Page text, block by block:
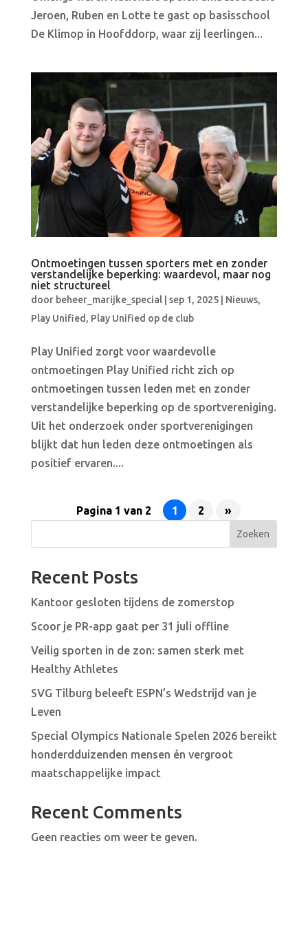
Jeroen, Ruben en Lotte te gast op basisschool
De Klimop in Hoofddorp, waar zij leerlingen...
Ontmoetingen tussen sporters met en zonder
verstandelijke beperking: waardevol, maar nog
niet structureel
door beheer_marijke_special| sep 1, 2025| Nieuws,
Play Unified , Play Unified op de club
Play Unified zorgt voor waardevolle
ontmoetingen Play Unified richt zich op
ontmoetingen tussen leden met en zonder
verstandelijke beperking op de sportvereniging.
Uit het onderzoek onder sportverenigingen
blijkt dat hun leden deze ontmoetingen als
positief ervaren....
Pagina 1 van 2 1 2 »
Zoeken
Recent Posts
Kantoor gesloten tijdens de zomerstop
Scoor je PR-app gaat per 31 juli offline
Veilig sporten in de zon: samen sterk met
Healthy Athletes
SVG Tilburg beleeft ESPN’s Wedstrijd van je
Leven
Special Olympics Nationale Spelen 2026 bereikt
honderdduizenden mensen én vergroot
maatschappelijke impact
Recent Comments
Geen reacties om weer te geven.